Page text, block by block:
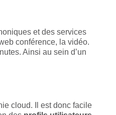
et des services
conférence, la vidéo.
Ainsi au sein d’un
cloud. Il est donc facile